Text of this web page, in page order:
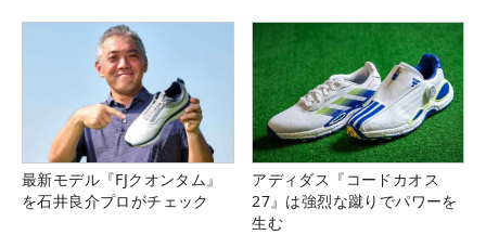
最新モデル『FJクオンタム』
を石井良介プロがチェック
アディダス『コードカオス
27』は強烈な蹴りでパワーを
生む